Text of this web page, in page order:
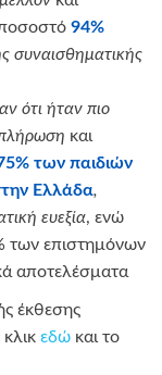
94%
συναισθηματικής
ότι ήταν πιο
και
των παιδιών
Ελλάδα,
ευεξία, ενώ
των επιστημόνων
αποτελέσματα
έκθεσης
εδώ και το